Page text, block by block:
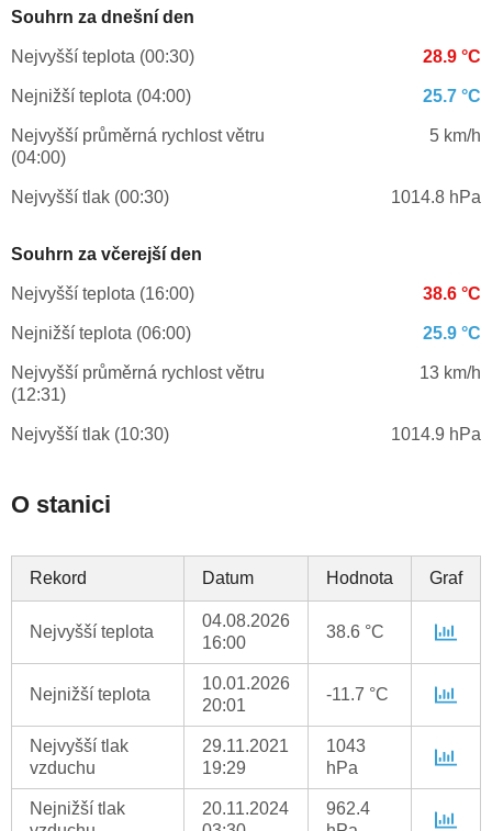
Souhrn za dnešní den
Nejvyšší teplota (00:30) 28.9 °C
Nejnižší teplota (04:00) 25.7 °C
Nejvyšší průměrná rychlost větru
(04:00)
5 km/h
Nejvyšší tlak (00:30) 1014.8 hPa
Souhrn za včerejší den
Nejvyšší teplota (16:00) 38.6 °C
Nejnižší teplota (06:00) 25.9 °C
Nejvyšší průměrná rychlost větru
(12:31)
13 km/h
Nejvyšší tlak (10:30) 1014.9 hPa
O stanici
Rekord Datum Hodnota Graf
Nejvyšší teplota
04.08.2026
16:00
38.6 °C
Nejnižší teplota
10.01.2026
20:01
-11.7 °C
Nejvyšší tlak
vzduchu
29.11.2021
19:29
1043
hPa
Nejnižší tlak
20.11.2024
962.4